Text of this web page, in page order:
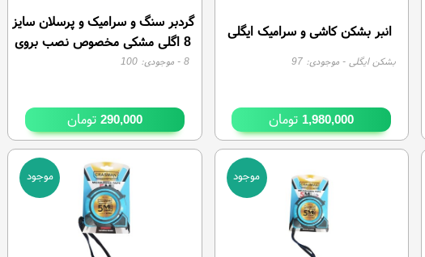
انبر بشکن کاشی و سرامیک ایگلی
بشکن ایگلی- موجودی: 97
1,980,000 تومان
گردبر سنگ و سرامیک و پرسلان سایز
8 اگلی مشکی مخصوص نصب بروی
مینی فرز
8 - موجودی:100
290,000 تومان
موجود موجود